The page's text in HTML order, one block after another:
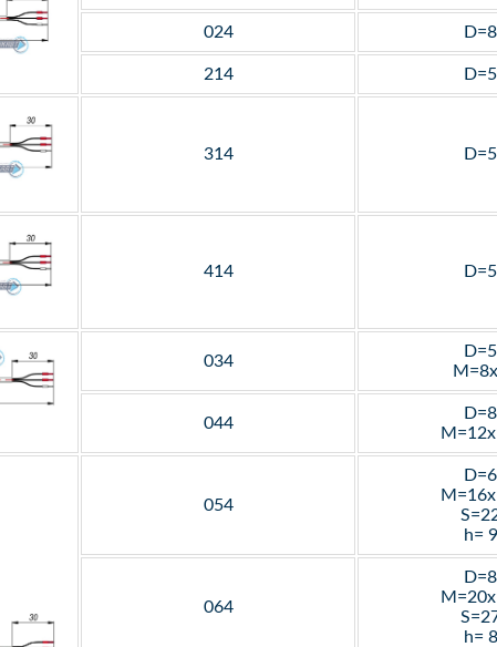
024
214
314
414
034
044
054
h=
064
h=